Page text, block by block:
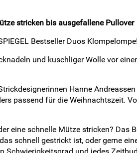
stricken bis ausgefallene Pullover
Bestseller Duos Klompelompe!
und kuschliger Wolle vor
Hanne
passend für die Weihnachtszeit.
eine schnelle Mütze stricken?
schnell gestrickt ist, oder gerne